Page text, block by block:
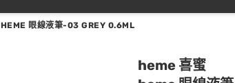
HEME 眼線液筆-03 GREY 0.6ML
heme 喜蜜